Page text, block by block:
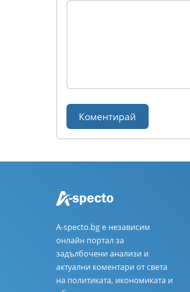
A-specto.bg е независим
онлайн портал за
задълбочени анализи и
актуални коментари от света
на политиката, икономиката и